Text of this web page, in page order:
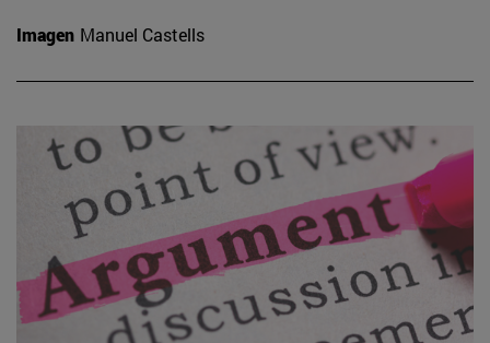
Imagen Manuel Castells